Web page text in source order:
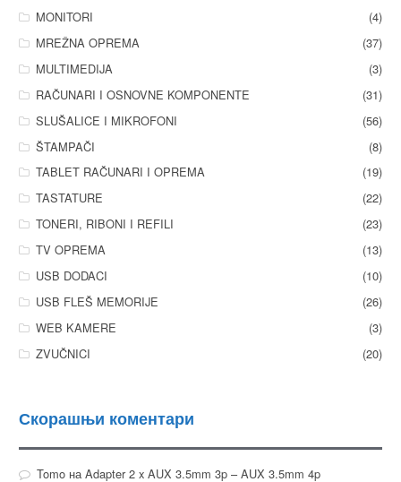
MONITORI
(4)
MREŽNA OPREMA
(37)
MULTIMEDIJA
(3)
RAČUNARI I OSNOVNE KOMPONENTE
(31)
SLUŠALICE I MIKROFONI
(56)
ŠTAMPAČI
(8)
TABLET RAČUNARI I OPREMA
(19)
TASTATURE
(22)
TONERI, RIBONI I REFILI
(23)
TV OPREMA
(13)
USB DODACI
(10)
USB FLEŠ MEMORIJE
(26)
WEB KAMERE
(3)
ZVUČNICI
(20)
Скорашњи коментари
TomoнаAdapter 2 x AUX 3.5mm 3p – AUX 3.5mm 4p